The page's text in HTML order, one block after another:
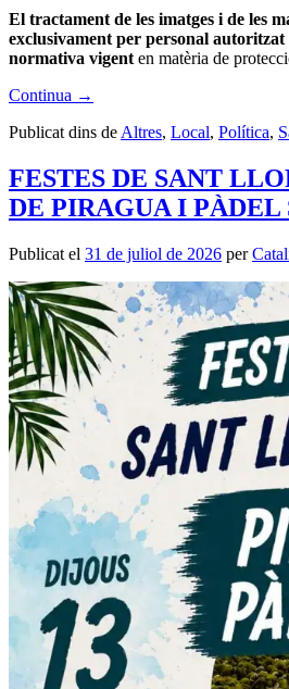
El tractament de les imatges i de les
exclusivament per personal autoritzat
normativa vigent en matèria de
Continua →
Publicat dins de Altres, Local, Política,
FESTES DE SANT
DE PIRAGUA I PÀDEL
Publicat el 31 de juliol de 2026 per